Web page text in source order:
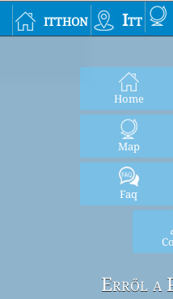
itthon Itt
Home
Map
Faq
Erről a